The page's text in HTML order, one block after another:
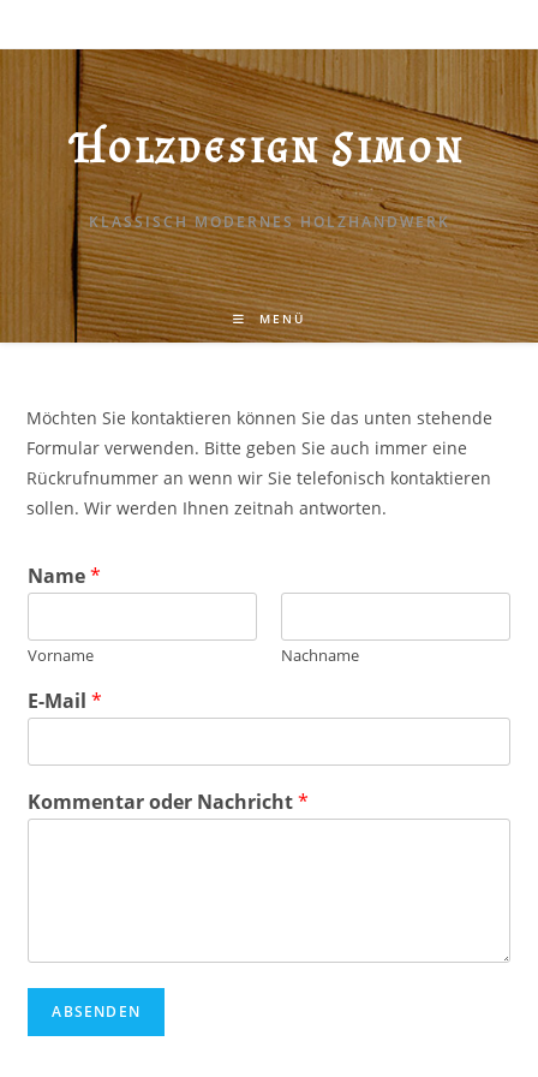
Inhalt
Holzdesign Simon
KLASSISCH MODERNES HOLZHANDWERK
MENÜ
Möchten Sie kontaktieren können Sie das unten stehende
Formular verwenden. Bitte geben Sie auch immer eine
Rückrufnummer an wenn wir Sie telefonisch kontaktieren
sollen. Wir werden Ihnen zeitnah antworten.
Name*
Vorname Nachname
N
a
e
d
E-Mail*
Kommentar oder Nachricht*
ABSENDEN